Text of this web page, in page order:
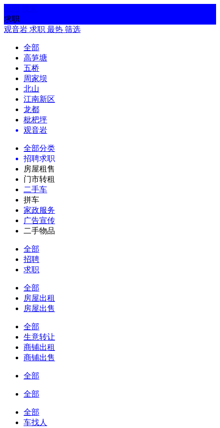
求职
观音岩 求职 最热 筛选
全部
高笋塘
五桥
周家坝
北山
江南新区
龙都
枇杷坪
观音岩
全部分类
招聘求职
房屋租售
门市转租
二手车
拼车
家政服务
广告宣传
二手物品
全部
招聘
求职
全部
房屋出租
房屋出售
全部
生意转让
商铺出租
商铺出售
全部
全部
全部
车找人